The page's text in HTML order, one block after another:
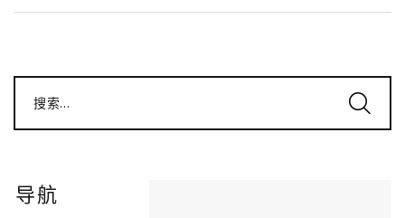
搜索...
导航